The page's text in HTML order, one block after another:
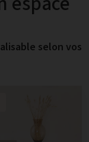
selon vos